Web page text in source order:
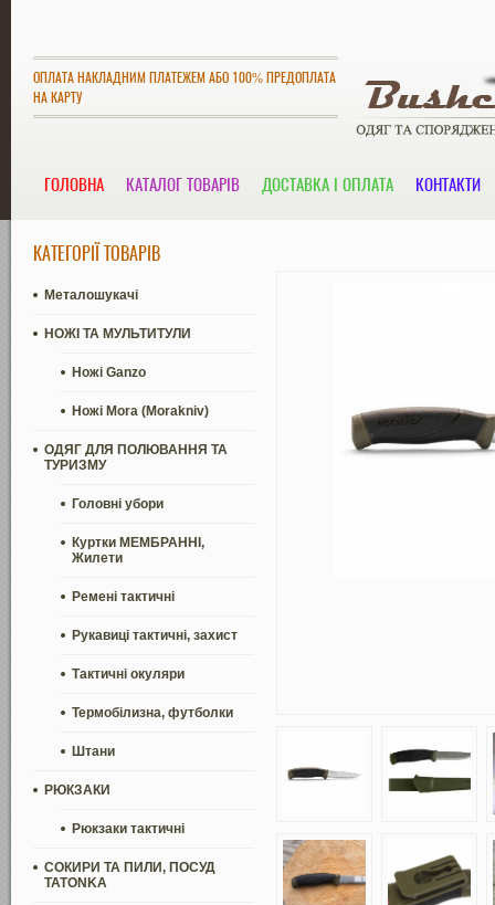
ОПЛАТА НАКЛАДНИМ ПЛАТЕЖЕМ АБО 100% ПРЕДОПЛАТА
НА КАРТУ
ГОЛОВНА КАТАЛОГ ТОВАРІВ ДОСТАВКА І ОПЛАТА КОНТАКТИ
КАТЕГОРІЇ ТОВАРІВ
Металошукачі
НОЖІ ТА МУЛЬТИТУЛИ
Ножі Ganzo
Ножі Mora (Morakniv)
ОДЯГ ДЛЯ ПОЛЮВАННЯ ТА
ТУРИЗМУ
Головні убори
Куртки МЕМБРАННІ,
Жилети
Ремені тактичні
Рукавиці тактичні, захист
Тактичні окуляри
Термобілизна, футболки
Штани
РЮКЗАКИ
Рюкзаки тактичні
СОКИРИ ТА ПИЛИ, ПОСУД
TATONKA